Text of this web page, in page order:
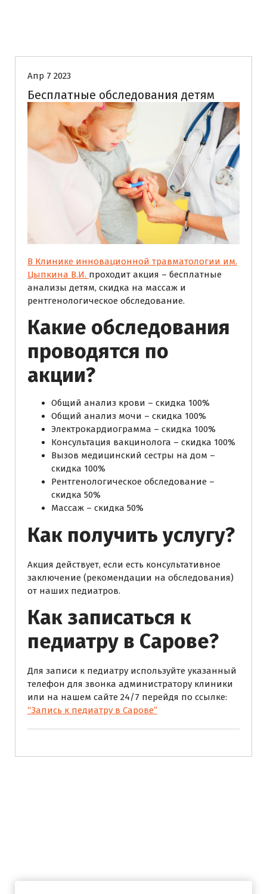
Апр 7 2023
Бесплатные обследования детям
В Клинике инновационной травматологии им.
Цыпкина В.И. проходит акция – бесплатные
анализы детям, скидка на массаж и
рентгенологическое обследование.
Какие обследования
проводятся по
акции?
Общий анализ крови – скидка 100%
Общий анализ мочи – скидка 100%
Электрокардиограмма – скидка 100%
Консультация вакцинолога – скидка 100%
Вызов медицинский сестры на дом –
скидка 100%
Рентгенологическое обследование –
скидка 50%
Массаж – скидка 50%
Как получить услугу?
Акция действует, если есть консультативное
заключение (рекомендации на обследования)
от наших педиатров.
Как записаться к
педиатру в Сарове?
Для записи к педиатру используйте указанный
телефон для звонка администратору клиники
или на нашем сайте 24/7 перейдя по ссылке:
“Запись к педиатру в Сарове”